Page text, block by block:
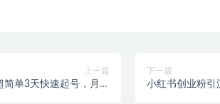
上一篇
单3天快速起号，月入
下一篇
小红书创业粉引